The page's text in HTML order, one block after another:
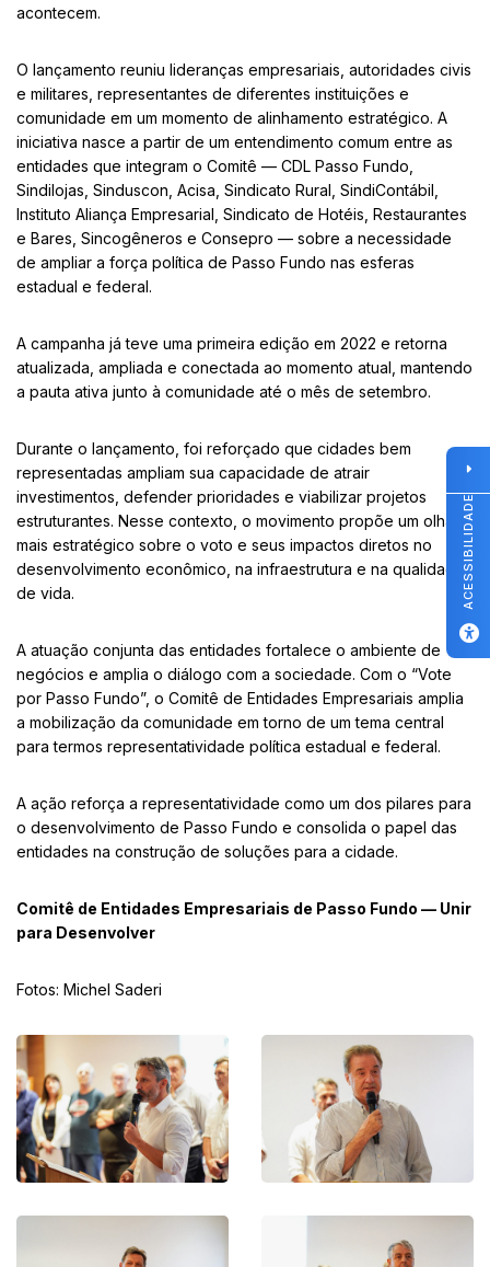
acontecem.
O lançamento reuniu lideranças empresariais, autoridades civis
e militares, representantes de diferentes instituições e
comunidade em um momento de alinhamento estratégico. A
iniciativa nasce a partir de um entendimento comum entre as
entidades que integram o Comitê — CDL Passo Fundo,
Sindilojas, Sinduscon, Acisa, Sindicato Rural, SindiContábil,
Instituto Aliança Empresarial, Sindicato de Hotéis, Restaurantes
e Bares, Sincogêneros e Consepro — sobre a necessidade
de ampliar a força política de Passo Fundo nas esferas
estadual e federal.
A campanha já teve uma primeira edição em 2022 e retorna
atualizada, ampliada e conectada ao momento atual, mantendo
a pauta ativa junto à comunidade até o mês de setembro.
Durante o lançamento, foi reforçado que cidades bem
representadas ampliam sua capacidade de atrair
investimentos, defender prioridades e viabilizar projetos
estruturantes. Nesse contexto, o movimento propõe um olhar
mais estratégico sobre o voto e seus impactos diretos no
desenvolvimento econômico, na infraestrutura e na qualidade
de vida.
A atuação conjunta das entidades fortalece o ambiente de
negócios e amplia o diálogo com a sociedade. Com o “Vote
por Passo Fundo”, o Comitê de Entidades Empresariais amplia
a mobilização da comunidade em torno de um tema central
para termos representatividade política estadual e federal.
A ação reforça a representatividade como um dos pilares para
o desenvolvimento de Passo Fundo e consolida o papel das
entidades na construção de soluções para a cidade.
Comitê de Entidades Empresariais de Passo Fundo — Unir
para Desenvolver
Fotos: Michel Saderi
ACESSIBILIDADE